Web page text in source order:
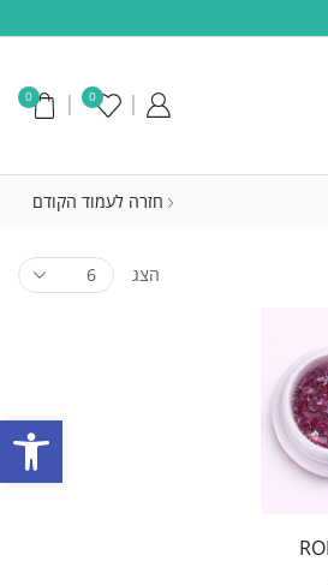
0
0
חזרה לעמוד הקודם
הצג
פתח